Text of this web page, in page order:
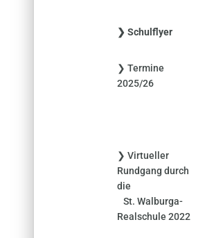
n
a
c
❯ Schulflyer
❯ Termine
2025/26
❯ Virtueller
Rundgang durch
die
St. Walburga-
Realschule 2022